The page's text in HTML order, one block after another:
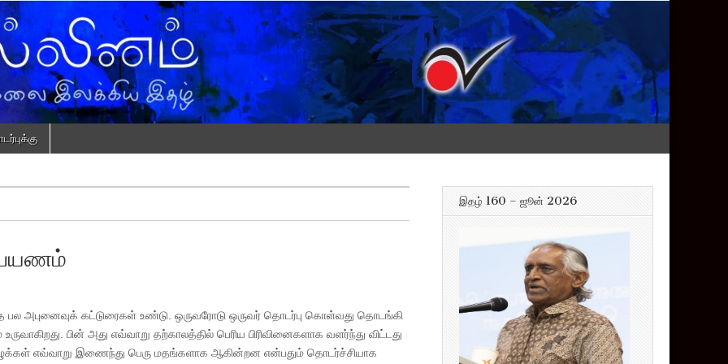
பல அபுனைவுக் கட்டுரைகள் உண்டு. ஒருவரோடு ஒருவர் தொடர்பு கொள்வது தொடங்கி
பின் அது எவ்வாறு தற்காலத்தில் பெரிய பிரிவினைகளாக வளர்ந்து விட்டது
எவ்வாறு இணைந்து பெரு மதங்களாக ஆகின்றன என்பதும் தொடர்ச்சியாக
இதழ் 160 – ஜூன் 2026